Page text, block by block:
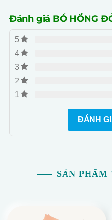
bạn chọn lựa sản phẩm phù
- Sự Quyến Rũ và Mê
mang đến không gian ấm
bức tranh thiên nhiên trong
- Tặng Banner và Thiệp
không gian trang trí đẹp
Đánh giá BÓ HỒNG
5
4
3
2
1
ĐÁNH
SẢN PHẨM